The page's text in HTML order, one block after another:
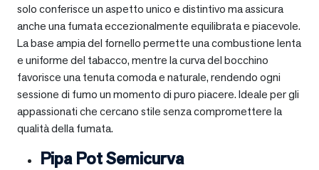
solo conferisce un aspetto unico e distintivo ma assicura
anche una fumata eccezionalmente equilibrata e piacevole.
La base ampia del fornello permette una combustione lenta
e uniforme del tabacco, mentre la curva del bocchino
favorisce una tenuta comoda e naturale, rendendo ogni
sessione di fumo un momento di puro piacere. Ideale per gli
appassionati che cercano stile senza compromettere la
qualità della fumata.
Pipa Pot Semicurva